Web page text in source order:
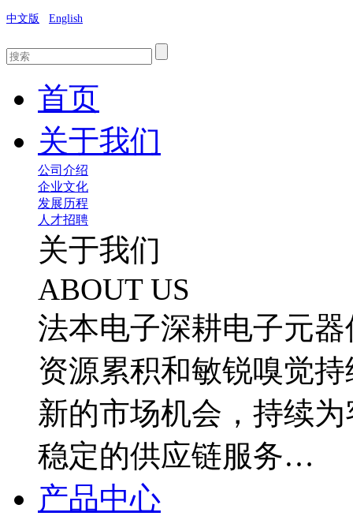
中文版 English
首页
关于我们
公司介绍
企业文化
发展历程
人才招聘
关于我们
ABOUT US
法本电子深耕电子元
资源累积和敏锐嗅觉
新的市场机会，持续
稳定的供应链服务…
产品中心